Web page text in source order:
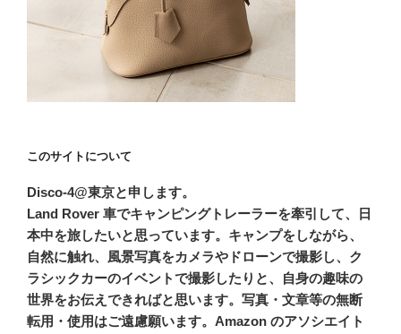
このサイトについて
Disco-4@東京と申します。
Land Rover 車でキャンピングトレーラーを牽引して、日
本中を旅したいと思っています。キャンプをしながら、
自然に触れ、風景写真をカメラやドローンで撮影し、ク
ラシックカーのイベントで撮影したりと、自身の趣味の
世界をお伝えできればと思います。写真・文章等の無断
転用・使用はご遠慮願います。Amazon のアソシエイト